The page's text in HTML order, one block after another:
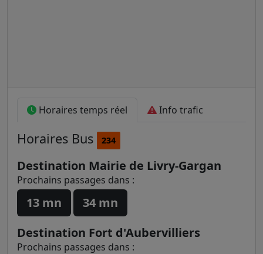
Horaires temps réel Info trafic
Horaires Bus 234
Destination Mairie de Livry-Gargan
Prochains passages dans :
13 mn
34 mn
Destination Fort d'Aubervilliers
Prochains passages dans :